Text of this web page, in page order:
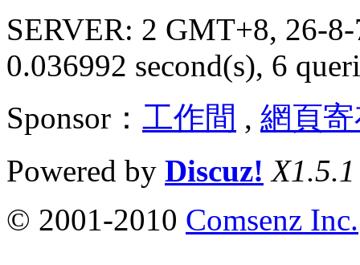
SERVER: 2 GMT+8, 26-
0.036992 second(s), 6
Sponsor： 工作間 , 網頁
Powered by Discuz! X1.5.1
© 2001-2010 Comsenz Inc.